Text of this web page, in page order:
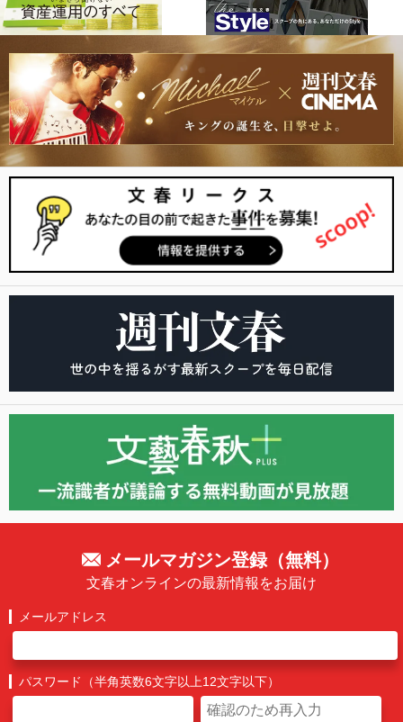
メールマガジン登録（無料）
文春オンラインの最新情報をお届け
メールアドレス
パスワード（半角英数6文字以上12文字以下）